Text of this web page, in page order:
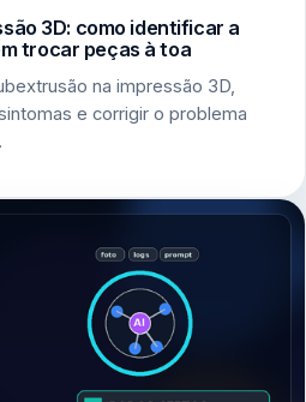
3D: como identificar a
trocar peças à toa
na impressão 3D,
e corrigir o problema